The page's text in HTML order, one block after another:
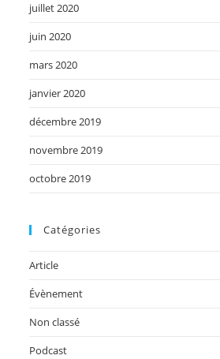
juillet 2020
juin 2020
mars 2020
janvier 2020
décembre 2019
novembre 2019
octobre 2019
Catégories
Article
Évènement
Non classé
Podcast